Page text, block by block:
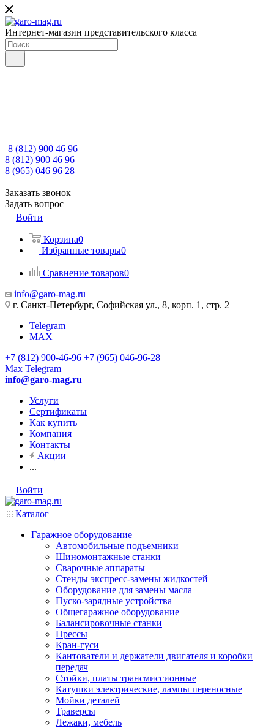
Интернет-магазин представительского класса
8 (812) 900 46 96
8 (812) 900 46 96
8 (965) 046 96 28
Заказать звонок
Задать вопрос
Войти
Корзина0
Избранные товары0
Сравнение товаров0
info@garo-mag.ru
г. Санкт-Петербург, Софийская ул., 8, корп. 1, стр. 2
Telegram
MAX
+7 (812) 900-46-96 +7 (965) 046-96-28
Max Telegram
info@garo-mag.ru
Услуги
Сертификаты
Как купить
Компания
Контакты
Акции
...
Войти
Каталог
Гаражное оборудование
Автомобильные подъемники
Шиномонтажные станки
Сварочные аппараты
Стенды экспресс-замены жидкостей
Оборудование для замены масла
Пуско-зарядные устройства
Общегаражное оборудование
Балансировочные станки
Прессы
Кран-гуси
Кантователи и держатели двигателя и коробки
передач
Стойки, платы трансмиссионные
Катушки электрические, лампы переносные
Мойки деталей
Траверсы
Лежаки, мебель